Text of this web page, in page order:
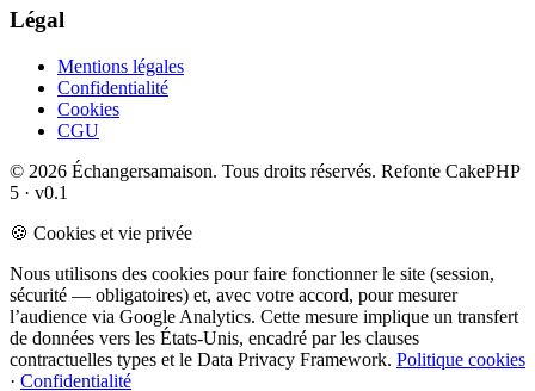
Légal
Mentions légales
Confidentialité
Cookies
CGU
© 2026 Échangersamaison. Tous droits réservés. Refonte CakePHP
5 · v0.1
🍪 Cookies et vie privée
Nous utilisons des cookies pour faire fonctionner le site (session,
sécurité — obligatoires) et, avec votre accord, pour mesurer
l’audience via Google Analytics. Cette mesure implique un transfert
de données vers les États-Unis, encadré par les clauses
contractuelles types et le Data Privacy Framework. Politique cookies
· Confidentialité